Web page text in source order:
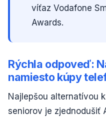
víťaz Vodafone
Awards.
Rýchla odpoveď:
namiesto kúpy
Najlepšou alternatívou
seniorov je zjednodušiť